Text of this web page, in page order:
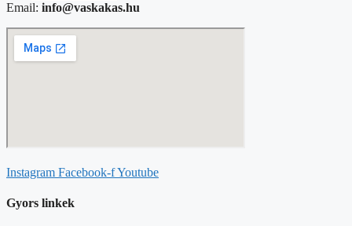
Email: info@vaskakas.hu
Instagram Facebook-fYoutube
Gyors linkek